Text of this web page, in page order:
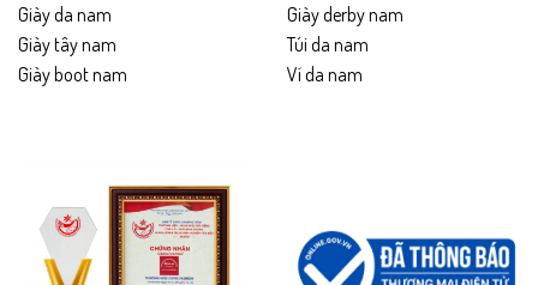
Giày da nam
Giày tây nam
Giày boot nam
Giày derby nam
Túi da nam
Ví da nam